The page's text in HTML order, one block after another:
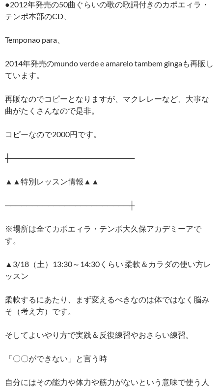
●2012年発売の50曲ぐらいの歌の歌詞付きのカポエィラ・
テンポ本部のCD、
Temponao para、
2014年発売のmundo verde e amarelo tambem gingaも再販し
ています。
再販なのでコピーとなりますが、マクレレーなど、大事な
曲がたくさんなので是非。
コピーなので2000円です。
┼───────────────────────
▲▲特別レッスン情報▲▲
───────────────────────┼
※場所は全てカポエィラ・テンポ大久保アカデミーアで
す。
▲3/18（土）13:30～14:30くらい 柔軟＆カラダの使い方レ
ッスン
柔軟するにあたり、まず変えるべきなのは体ではなく脳み
そ（考え方）です。
そしてよいやり方で実践＆反復練習やおさらい練習。
「〇〇ができない」と言う時
自分にはその能力や体力や筋力がないという意味で使う人